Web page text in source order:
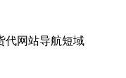
代网站导航短域